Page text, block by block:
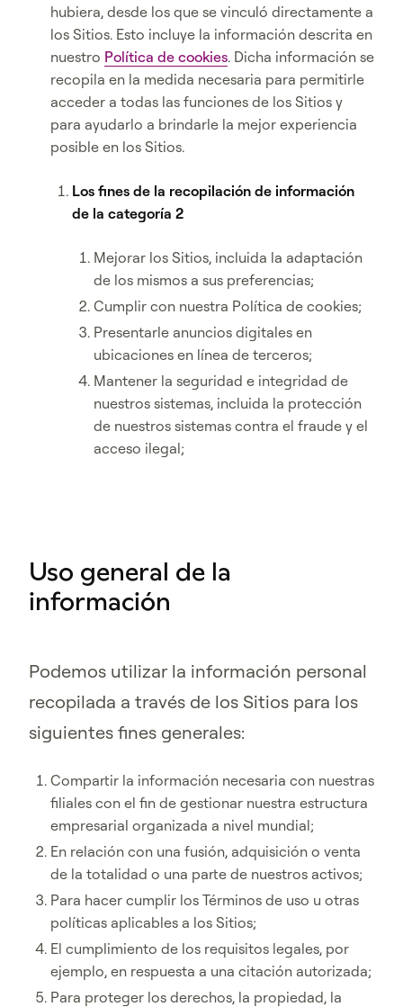
hubiera, desde los que se vinculó directamente a
los Sitios. Esto incluye la información descrita en
nuestro Política de cookies. Dicha información se
recopila en la medida necesaria para permitirle
acceder a todas las funciones de los Sitios y
para ayudarlo a brindarle la mejor experiencia
posible en los Sitios.
Los fines de la recopilación de información
de la categoría 2
Mejorar los Sitios, incluida la adaptación
de los mismos a sus preferencias;
Cumplir con nuestra Política de cookies;
Presentarle anuncios digitales en
ubicaciones en línea de terceros;
Mantener la seguridad e integridad de
nuestros sistemas, incluida la protección
de nuestros sistemas contra el fraude y el
acceso ilegal;
Uso general de la
información
Podemos utilizar la información personal
recopilada a través de los Sitios para los
siguientes fines generales:
Compartir la información necesaria con nuestras
filiales con el fin de gestionar nuestra estructura
empresarial organizada a nivel mundial;
En relación con una fusión, adquisición o venta
de la totalidad o una parte de nuestros activos;
Para hacer cumplir los Términos de uso u otras
políticas aplicables a los Sitios;
El cumplimiento de los requisitos legales, por
ejemplo, en respuesta a una citación autorizada;
Para proteger los derechos, la propiedad, la